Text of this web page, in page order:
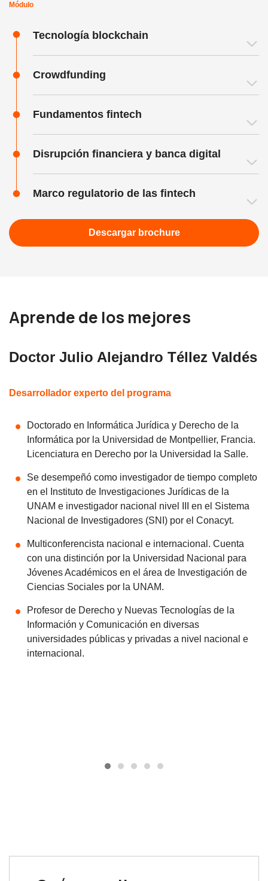
Módulo
Tecnología blockchain
Crowdfunding
Fundamentos fintech
Disrupción financiera y banca digital
Marco regulatorio de las fintech
Descargar brochure
Aprende de los mejores
Doctor Julio Alejandro Téllez Valdés
Desarrollador experto del programa
Doctorado en Informática Jurídica y Derecho de la
Informática por la Universidad de Montpellier, Francia.
Licenciatura en Derecho por la Universidad la Salle.
Se desempeñó como investigador de tiempo completo
en el Instituto de Investigaciones Jurídicas de la
UNAM e investigador nacional nivel III en el Sistema
Nacional de Investigadores (SNI) por el Conacyt.
Multiconferencista nacional e internacional. Cuenta
con una distinción por la Universidad Nacional para
Jóvenes Académicos en el área de Investigación de
Ciencias Sociales por la UNAM.
Profesor de Derecho y Nuevas Tecnologías de la
Información y Comunicación en diversas
universidades públicas y privadas a nivel nacional e
internacional.